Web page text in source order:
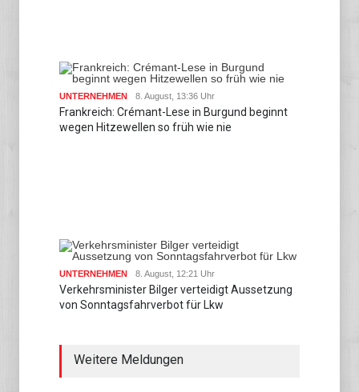
UNTERNEHMEN 8. August, 13:36 Uhr
Frankreich: Crémant-Lese in Burgund beginnt
wegen Hitzewellen so früh wie nie
UNTERNEHMEN 8. August, 12:21 Uhr
Verkehrsminister Bilger verteidigt Aussetzung
von Sonntagsfahrverbot für Lkw
Weitere Meldungen